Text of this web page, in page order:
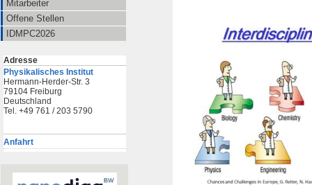
Mitarbeiter
Offene Stellen
IDMPC2026
Adresse
Physikalisches Institut
Hermann-Herder-Str. 3
79104 Freiburg
Deutschland
Tel. +49 761 / 203 5790
Anfahrt